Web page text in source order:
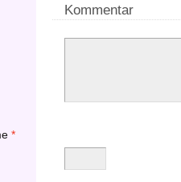
Kommentar
*